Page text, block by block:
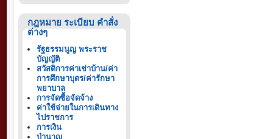
กฎหมาย ระเบียบ คำสั่ง
ต่างๆ
รัฐธรรมนูญ พระราช
บัญญัติ
สวัสดิการค่าเช่าบ้าน/ค่า
การศึกษาบุตร/ค่ารักษา
พยาบาล
การจัดซื้อจัดจ้าง
ค่าใช้จ่ายในการเดินทาง
ไปราชการ
การเงิน
บำนาญ